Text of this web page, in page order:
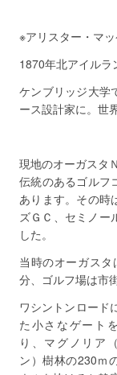
※アリスター・マ
1870年北アイルラ
ケンブリッジ大学
ース設計家に。世
現地のオーガスタ
伝統のあるゴルフ
あります。その時
ズＧＣ、セミノー
した。
当時のオーガス
分、ゴルフ場は市
ワシントンロード
た小さなゲート
り、マグノリア
ン）樹林の230ｍ